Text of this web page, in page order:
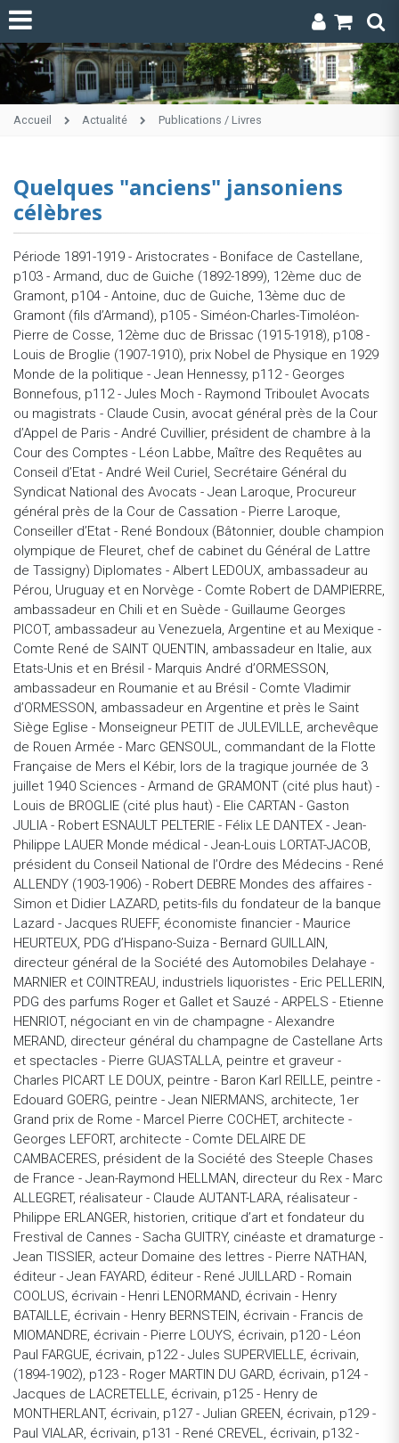
Accueil Actualité Publications / Livres
Quelques "anciens" jansoniens
célèbres
Période 1891-1919 - Aristocrates - Boniface de Castellane,
p103 - Armand, duc de Guiche (1892-1899), 12ème duc de
Gramont, p104 - Antoine, duc de Guiche, 13ème duc de
Gramont (fils d’Armand), p105 - Siméon-Charles-Timoléon-
Pierre de Cosse, 12ème duc de Brissac (1915-1918), p108 -
Louis de Broglie (1907-1910), prix Nobel de Physique en 1929
Monde de la politique - Jean Hennessy, p112 - Georges
Bonnefous, p112 - Jules Moch - Raymond Triboulet Avocats
ou magistrats - Claude Cusin, avocat général près de la Cour
d’Appel de Paris - André Cuvillier, président de chambre à la
Cour des Comptes - Léon Labbe, Maître des Requêtes au
Conseil d’Etat - André Weil Curiel, Secrétaire Général du
Syndicat National des Avocats - Jean Laroque, Procureur
général près de la Cour de Cassation - Pierre Laroque,
Conseiller d’Etat - René Bondoux (Bâtonnier, double champion
olympique de Fleuret, chef de cabinet du Général de Lattre
de Tassigny) Diplomates - Albert LEDOUX, ambassadeur au
Pérou, Uruguay et en Norvège - Comte Robert de DAMPIERRE,
ambassadeur en Chili et en Suède - Guillaume Georges
PICOT, ambassadeur au Venezuela, Argentine et au Mexique -
Comte René de SAINT QUENTIN, ambassadeur en Italie, aux
Etats-Unis et en Brésil - Marquis André d’ORMESSON,
ambassadeur en Roumanie et au Brésil - Comte Vladimir
d’ORMESSON, ambassadeur en Argentine et près le Saint
Siège Eglise - Monseigneur PETIT de JULEVILLE, archevêque
de Rouen Armée - Marc GENSOUL, commandant de la Flotte
Française de Mers el Kébir, lors de la tragique journée de 3
juillet 1940 Sciences - Armand de GRAMONT (cité plus haut) -
Louis de BROGLIE (cité plus haut) - Elie CARTAN - Gaston
JULIA - Robert ESNAULT PELTERIE - Félix LE DANTEX - Jean-
Philippe LAUER Monde médical - Jean-Louis LORTAT-JACOB,
président du Conseil National de l’Ordre des Médecins - René
ALLENDY (1903-1906) - Robert DEBRE Mondes des affaires -
Simon et Didier LAZARD, petits-fils du fondateur de la banque
Lazard - Jacques RUEFF, économiste financier - Maurice
HEURTEUX, PDG d’Hispano-Suiza - Bernard GUILLAIN,
directeur général de la Société des Automobiles Delahaye -
MARNIER et COINTREAU, industriels liquoristes - Eric PELLERIN,
PDG des parfums Roger et Gallet et Sauzé - ARPELS - Etienne
HENRIOT, négociant en vin de champagne - Alexandre
MERAND, directeur général du champagne de Castellane Arts
et spectacles - Pierre GUASTALLA, peintre et graveur -
Charles PICART LE DOUX, peintre - Baron Karl REILLE, peintre -
Edouard GOERG, peintre - Jean NIERMANS, architecte, 1er
Grand prix de Rome - Marcel Pierre COCHET, architecte -
Georges LEFORT, architecte - Comte DELAIRE DE
CAMBACERES, président de la Société des Steeple Chases
de France - Jean-Raymond HELLMAN, directeur du Rex - Marc
ALLEGRET, réalisateur - Claude AUTANT-LARA, réalisateur -
Philippe ERLANGER, historien, critique d’art et fondateur du
Frestival de Cannes - Sacha GUITRY, cinéaste et dramaturge -
Jean TISSIER, acteur Domaine des lettres - Pierre NATHAN,
éditeur - Jean FAYARD, éditeur - René JUILLARD - Romain
COOLUS, écrivain - Henri LENORMAND, écrivain - Henry
BATAILLE, écrivain - Henry BERNSTEIN, écrivain - Francis de
MIOMANDRE, écrivain - Pierre LOUYS, écrivain, p120 - Léon
Paul FARGUE, écrivain, p122 - Jules SUPERVIELLE, écrivain,
(1894-1902), p123 - Roger MARTIN DU GARD, écrivain, p124 -
Jacques de LACRETELLE, écrivain, p125 - Henry de
MONTHERLANT, écrivain, p127 - Julian GREEN, écrivain, p129 -
Paul VIALAR, écrivain, p131 - René CREVEL, écrivain, p132 -